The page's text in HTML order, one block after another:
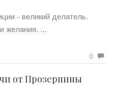
- великий делатель.
желания. ...
0
от Прозерпины